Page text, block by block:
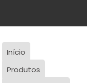
Início
Produtos